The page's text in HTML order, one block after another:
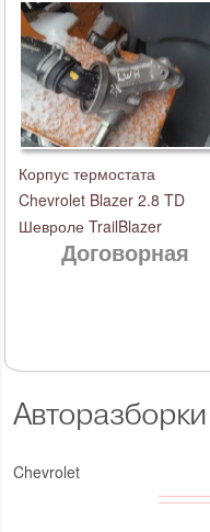
Авторазборки
Chevrolet
Корпус термостата
Chevrolet Blazer 2.8 TD
Шевроле TrailBlazer
Договорная